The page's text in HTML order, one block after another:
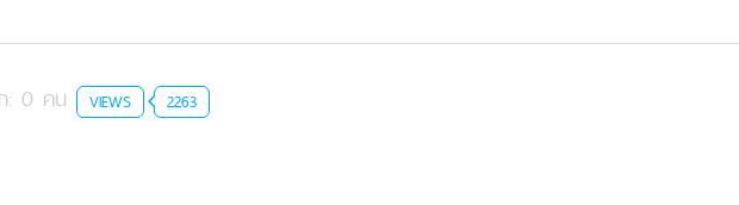
: 0 คน VIEWS 2263